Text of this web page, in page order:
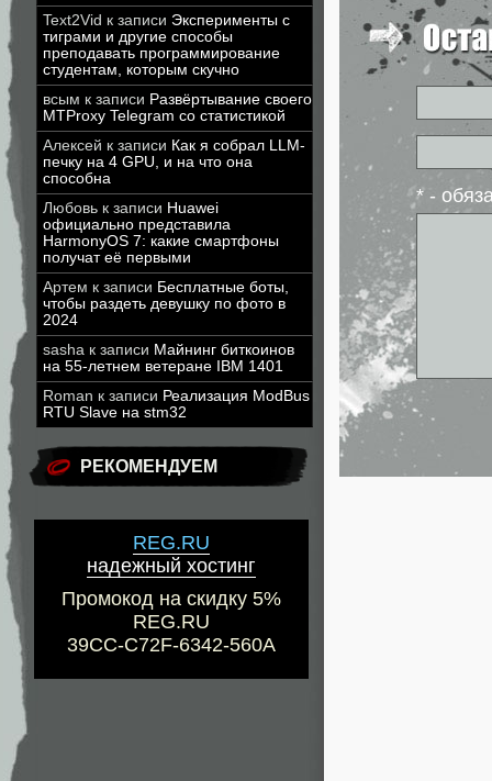
Text2Vid к записи Эксперименты с
тиграми и другие способы
преподавать программирование
студентам, которым скучно
всым к записи Развёртывание своего
MTProxy Telegram со статистикой
Алексей к записи Как я собрал LLM-
печку на 4 GPU, и на что она
способна
Любовь к записи Huawei
официально представила
HarmonyOS 7: какие смартфоны
получат её первыми
Артем к записи Бесплатные боты,
чтобы раздеть девушку по фото в
2024
sasha к записи Майнинг биткоинов
на 55-летнем ветеране IBM 1401
Roman к записи Реализация ModBus
RTU Slave на stm32
РЕКОМЕНДУЕМ
REG.RU
надежный хостинг
Промокод на скидку 5%
REG.RU
39CC-C72F-6342-560A
* -